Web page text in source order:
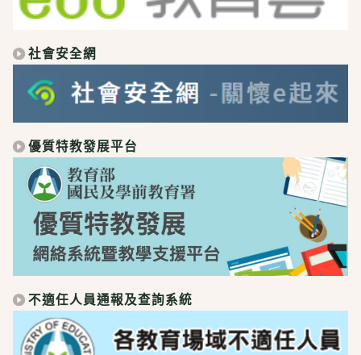
社會安全網
優質特教發展平台
不適任人員通報及查詢系統